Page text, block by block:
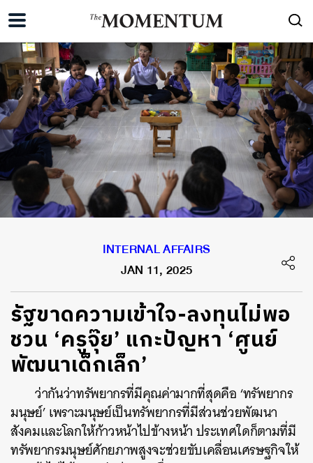
INTERNAL AFFAIRS
JAN 11, 2025
รัฐขาดความเข้าใจ-ลงทุนไม่พอ
ชวน ‘ครูจุ๊ย’ แกะปัญหา ‘ศูนย์
พัฒนาเด็กเล็ก’
ว่ากันว่าทรัพยากรที่มีคุณค่ามากที่สุดคือ ‘ทรัพยากร
มนุษย์’ เพราะมนุษย์เป็นทรัพยากรที่มีส่วนช่วยพัฒนา
สังคมและโลกให้ก้าวหน้าไปข้างหน้า ประเทศใดก็ตามที่มี
ทรัพยากรมนุษย์ศักยภาพสูงจะช่วยขับเคลื่อนเศรษฐกิจให้